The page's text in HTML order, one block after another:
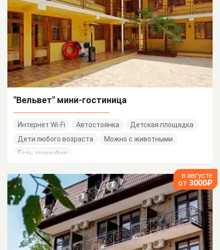
"Вельвет" мини-гостиница
Интернет Wi-Fi Автостоянка
Детская площадка
Дети любого возраста
Можно с животными
Есть трансфер
в августе
от 3000₽